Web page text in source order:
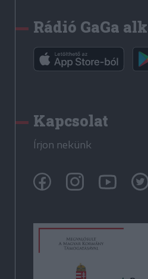
Rádió GaGa
Kapcsolat
Írjon nekünk